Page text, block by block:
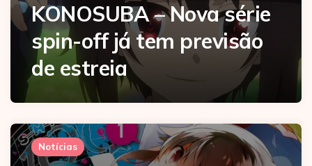
KONOSUBA – Nova série
spin-off já tem previsão
de estreia
Notícias